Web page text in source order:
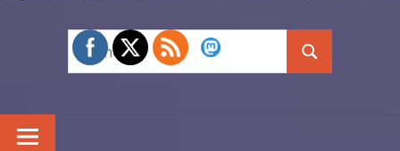
Suchen
nach:
Suchen